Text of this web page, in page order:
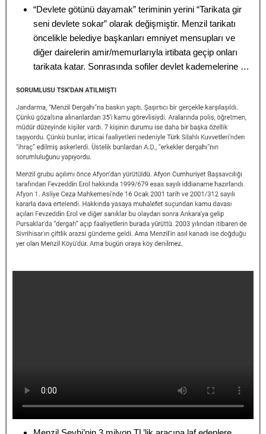
“Devlete götünü dayamak” teriminin yerini “Tarikata gir
seni devlete sokar” olarak değişmiştir. Menzil tarikatı
öncelikle belediye başkanları emniyet mensupları ve
diğer dairelerin amir/memurlarıyla irtibata geçip onları
tarikata katar. Sonrasında sofiler devlet kademelerine …